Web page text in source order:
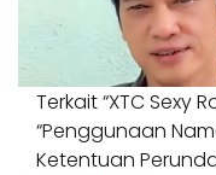
Terkait “XTC Sexy
“Penggunaan
Ketentuan